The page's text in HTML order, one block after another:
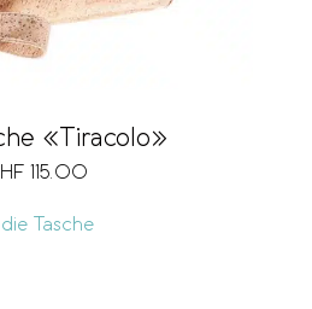
«Tiracolo»
115.00
die Tasche